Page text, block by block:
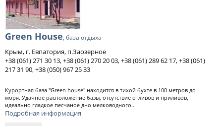
Green House, база отдыха
Крым, г. Евпатория, п.Заозерное
+38 (061) 271 30 13, +38 (061) 270 20 03, +38 (061) 289 62 17, +38 (061)
217 31 90, +38 (050) 967 25 33
Курортная база "Green house" находится в тихой бухте в 100 метров до
моря. Удачное расположение базы, отсутствие отливов и приливов,
идеально гладкое песчаное дно мелководного...
Подробная информация